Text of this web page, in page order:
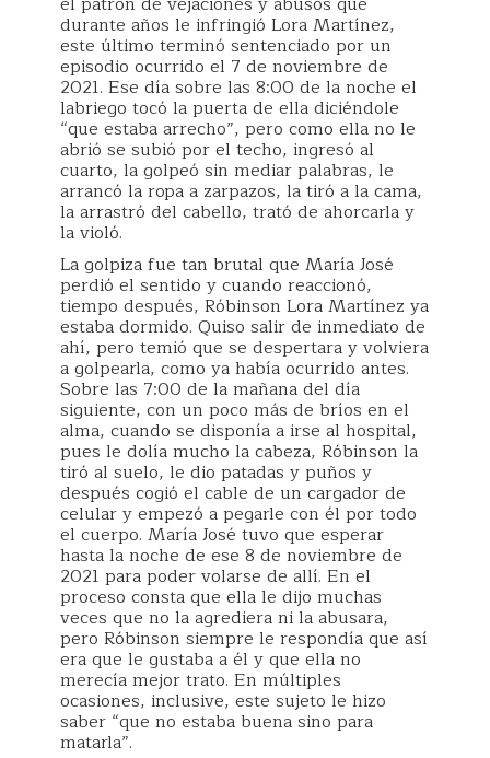
durante años le infringió Lora Martínez,
este último terminó sentenciado por un
episodio ocurrido el 7 de noviembre de
2021. Ese día sobre las 8:00 de la noche el
labriego tocó la puerta de ella diciéndole
“que estaba arrecho”, pero como ella no le
abrió se subió por el techo, ingresó al
cuarto, la golpeó sin mediar palabras, le
arrancó la ropa a zarpazos, la tiró a la cama,
la arrastró del cabello, trató de ahorcarla y
la violó.
La golpiza fue tan brutal que María José
perdió el sentido y cuando reaccionó,
tiempo después, Róbinson Lora Martínez ya
estaba dormido. Quiso salir de inmediato de
ahí, pero temió que se despertara y volviera
a golpearla, como ya había ocurrido antes.
Sobre las 7:00 de la mañana del día
siguiente, con un poco más de bríos en el
alma, cuando se disponía a irse al hospital,
pues le dolía mucho la cabeza, Róbinson la
tiró al suelo, le dio patadas y puños y
después cogió el cable de un cargador de
celular y empezó a pegarle con él por todo
el cuerpo. María José tuvo que esperar
hasta la noche de ese 8 de noviembre de
2021 para poder volarse de allí. En el
proceso consta que ella le dijo muchas
veces que no la agrediera ni la abusara,
pero Róbinson siempre le respondía que así
era que le gustaba a él y que ella no
merecía mejor trato. En múltiples
ocasiones, inclusive, este sujeto le hizo
saber “que no estaba buena sino para
matarla”.